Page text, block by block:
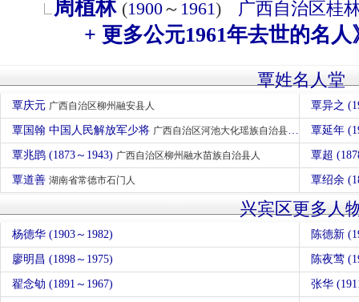
周植林 (1900～ 1961) 广西自治区桂
+ 更多公元1961年去世的名人
覃姓名人堂
覃庆元 广西自治区柳州融安县人 覃异之
覃国翰 中国人民解放军少将 广西自治区河池大化瑶族自治县人 覃延年
覃兆鹍 (1873～1943) 广西自治区柳州融水苗族自治县人 覃超
覃道善 湖南省常德市石门人 覃绍余
兴宾区更多人
杨德华 (1903～1982) 陈德新
廖明昌 (1898～1975) 陈夜莺
翟念劬 (1891～1967) 张华